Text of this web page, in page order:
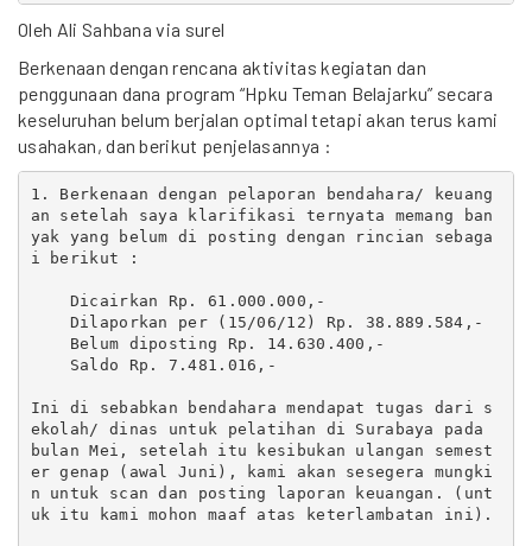
Oleh Ali Sahbana via surel
Berkenaan dengan rencana aktivitas kegiatan dan
penggunaan dana program “Hpku Teman Belajarku” secara
keseluruhan belum berjalan optimal tetapi akan terus kami
usahakan, dan berikut penjelasannya :
1. Berkenaan dengan pelaporan bendahara/ keuang
an setelah saya klarifikasi ternyata memang ban
yak yang belum di posting dengan rincian sebaga
i berikut :
Ini di sebabkan bendahara mendapat tugas dari s
ekolah/ dinas untuk pelatihan di Surabaya pada
bulan Mei, setelah itu kesibukan ulangan semest
er genap (awal Juni), kami akan sesegera mungki
n untuk scan dan posting laporan keuangan. (unt
uk itu kami mohon maaf atas keterlambatan ini).